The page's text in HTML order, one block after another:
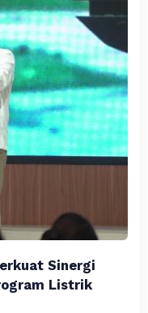
Sinergi
Listrik